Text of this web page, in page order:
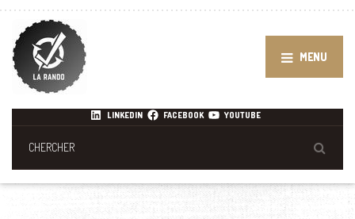
MENU
LINKEDIN FACEBOOK YOUTUBE